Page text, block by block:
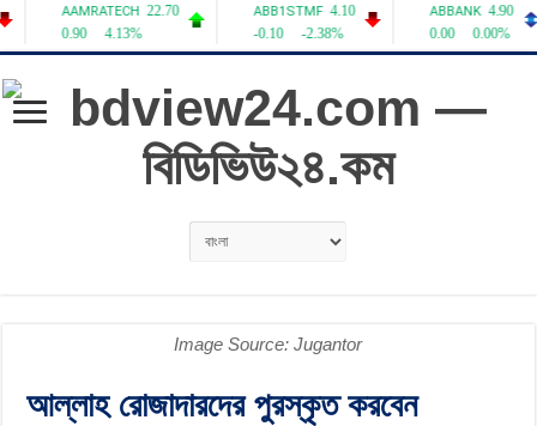
Image Source: Jugantor
আল্লাহ রোজাদারদের পুরস্কৃত করবেন